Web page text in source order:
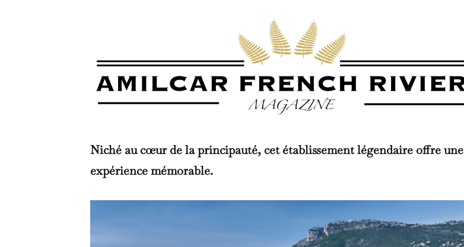
Niché au cœur de la principauté, cet établissement légendaire offre une
expérience mémorable.